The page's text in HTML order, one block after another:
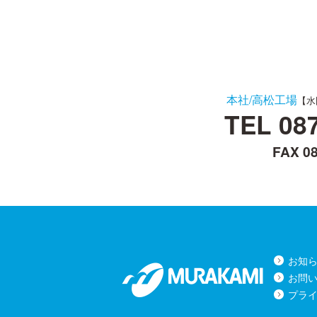
本社/高松工場【
TEL
FAX
お知
お問
プラ